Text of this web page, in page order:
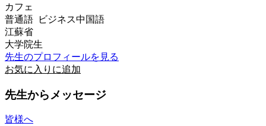
カフェ
普通語 ビジネス中国語
江蘇省
大学院生
先生のプロフィールを見る
お気に入りに追加
先生からメッセージ
皆様へ